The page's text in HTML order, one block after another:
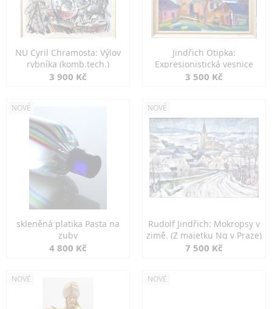
NU Cyril Chramosta: Výlov
rybníka (komb.tech.)
3 900 Kč
Jindřich Otipka:
Expresionistická vesnice
3 500 Kč
NOVÉ
skleněná platika Pasta na
zuby
4 800 Kč
NOVÉ
Rudolf Jindřich: Mokropsy v
zimě. (Z majetku Ng v Praze)
7 500 Kč
NOVÉ NOVÉ